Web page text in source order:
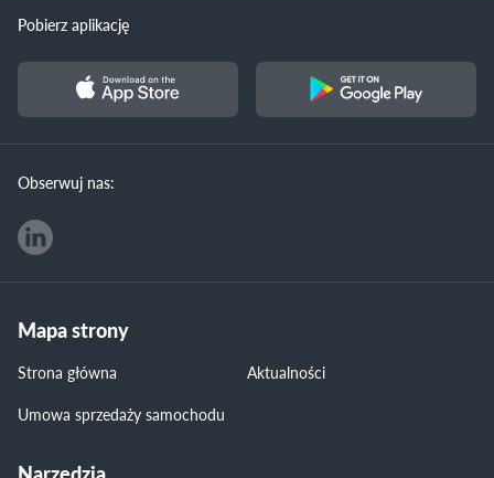
Pobierz aplikację
Obserwuj nas:
Mapa strony
Strona główna
Aktualności
Umowa sprzedaży samochodu